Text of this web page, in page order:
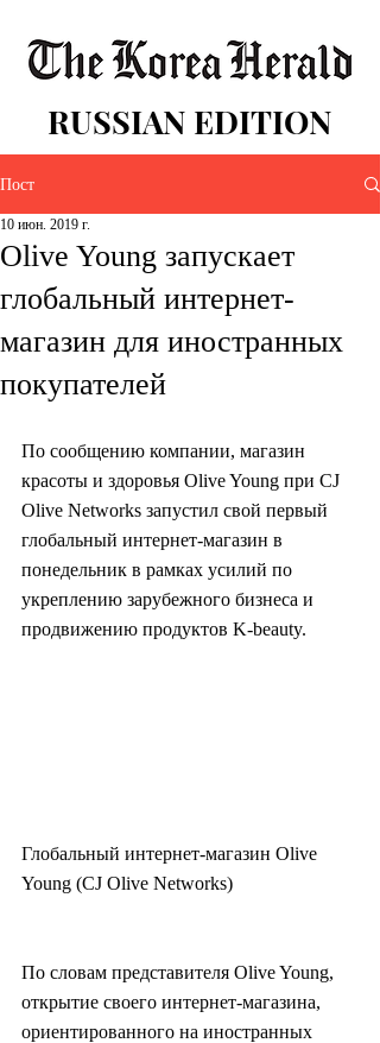
RUSSIAN EDITION
Пост
Olive Young запускает
глобальный интернет-
магазин для иностранных
покупателей
10 июн. 2019 г.
По сообщению компании, магазин
красоты и здоровья Olive Young при CJ
Olive Networks запустил свой первый
глобальный интернет-магазин в
понедельник в рамках усилий по
укреплению зарубежного бизнеса и
продвижению продуктов K-beauty.
Глобальный интернет-магазин Olive
Young (CJ Olive Networks)
По словам представителя Olive Young,
открытие своего интернет-магазина,
ориентированного на иностранных